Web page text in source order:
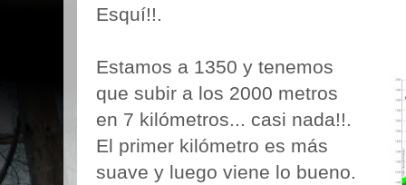
Esquí!!.
Estamos a 1350 y tenemos
que subir a los 2000 metros
en 7 kilómetros... casi nada!!.
El primer kilómetro es más
suave y luego viene lo bueno.